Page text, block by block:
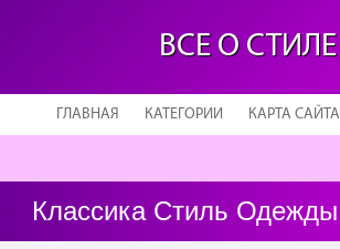
ВСЕ О СТИЛЕ
ГЛАВНАЯ КАТЕГОРИИ КАРТА САЙТА
Классика Стиль Одежды